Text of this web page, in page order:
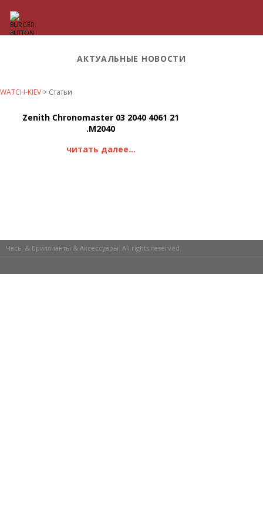
АКТУАЛЬНЫЕ НОВОСТИ
WATCH-KIEV > Статьи
Zenith Chronomaster 03 2040 4061 21
.M2040
читать далее...
Часы & Бриллианты & Аксессуары. All rights reserved.